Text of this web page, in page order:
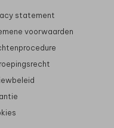
statement
voorwaarden